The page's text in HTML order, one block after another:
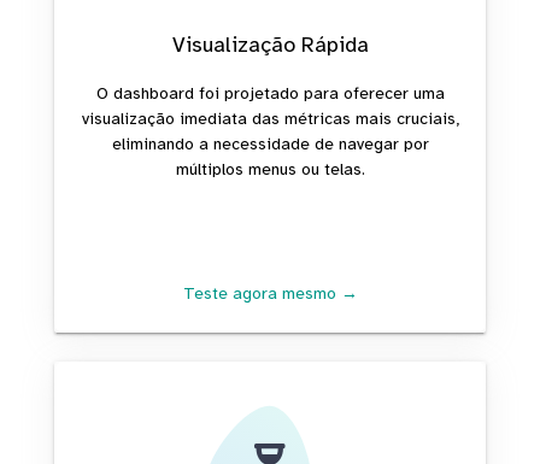
Visualização Rápida
O dashboard foi projetado para oferecer uma
visualização imediata das métricas mais cruciais,
eliminando a necessidade de navegar por
múltiplos menus ou telas.
Teste agora mesmo →